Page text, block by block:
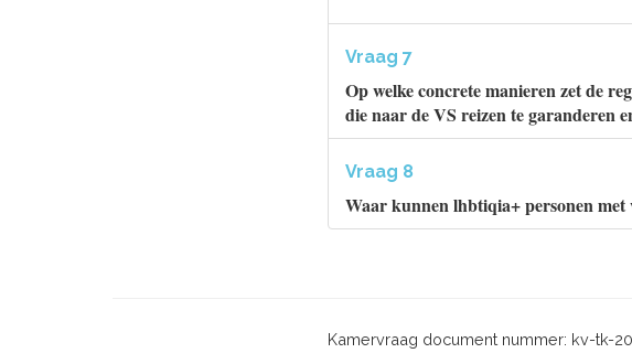
Vraag 7
Op welke concrete manieren zet de
die naar de VS reizen te garanderen
Vraag 8
Waar kunnen lhbtiqia+ personen
Kamervraag document nummer: kv-tk-